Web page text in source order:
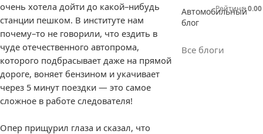
очень хотела дойти до какой–нибудь
станции пешком. В институте нам
почему–то не говорили, что ездить в
чуде отечественного автопрома,
которого подбрасывает даже на прямой
дороге, воняет бензином и укачивает
через 5 минут поездки — это самое
сложное в работе следователя!
Опер прищурил глаза и сказал, что
Автомобильный
блог
Рейтинг:0.00
Все блоги